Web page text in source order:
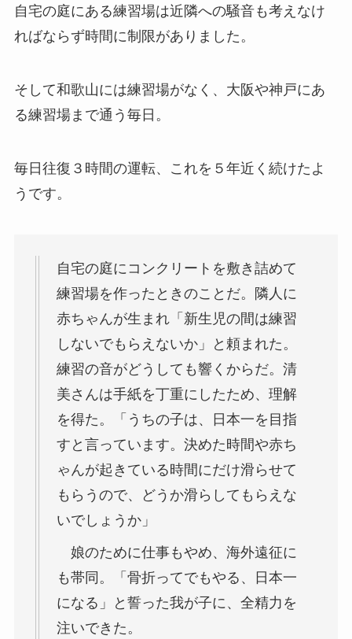
自宅の庭にある練習場は近隣への騒音も考えなけ
ればならず時間に制限がありました。
そして和歌山には練習場がなく、大阪や神戸にあ
る練習場まで通う毎日。
毎日往復３時間の運転、これを５年近く続けたよ
うです。
自宅の庭にコンクリートを敷き詰めて
練習場を作ったときのことだ。隣人に
赤ちゃんが生まれ「新生児の間は練習
しないでもらえないか」と頼まれた。
練習の音がどうしても響くからだ。清
美さんは手紙を丁重にしたため、理解
を得た。「うちの子は、日本一を目指
すと言っています。決めた時間や赤ち
ゃんが起きている時間にだけ滑らせて
もらうので、どうか滑らしてもらえな
いでしょうか」
娘のために仕事もやめ、海外遠征に
も帯同。「骨折ってでもやる、日本一
になる」と誓った我が子に、全精力を
注いできた。